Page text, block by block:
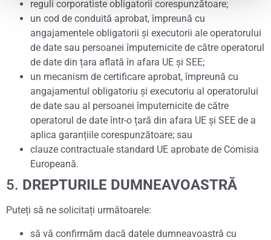
reguli corporatiste obligatorii corespunzătoare;
un cod de conduită aprobat, împreună cu
angajamentele obligatorii și executorii ale operatorului
de date sau persoanei împuternicite de către operatorul
de date din țara aflată în afara UE și SEE;
un mecanism de certificare aprobat, împreună cu
angajamentul obligatoriu și executoriu al operatorului
de date sau al persoanei împuternicite de către
operatorul de date într-o țară din afara UE și SEE de a
aplica garanțiile corespunzătoare; sau
clauze contractuale standard UE aprobate de Comisia
Europeană.
5. DREPTURILE DUMNEAVOASTRĂ
Puteți să ne solicitați următoarele:
să vă confirmăm dacă datele dumneavoastră cu